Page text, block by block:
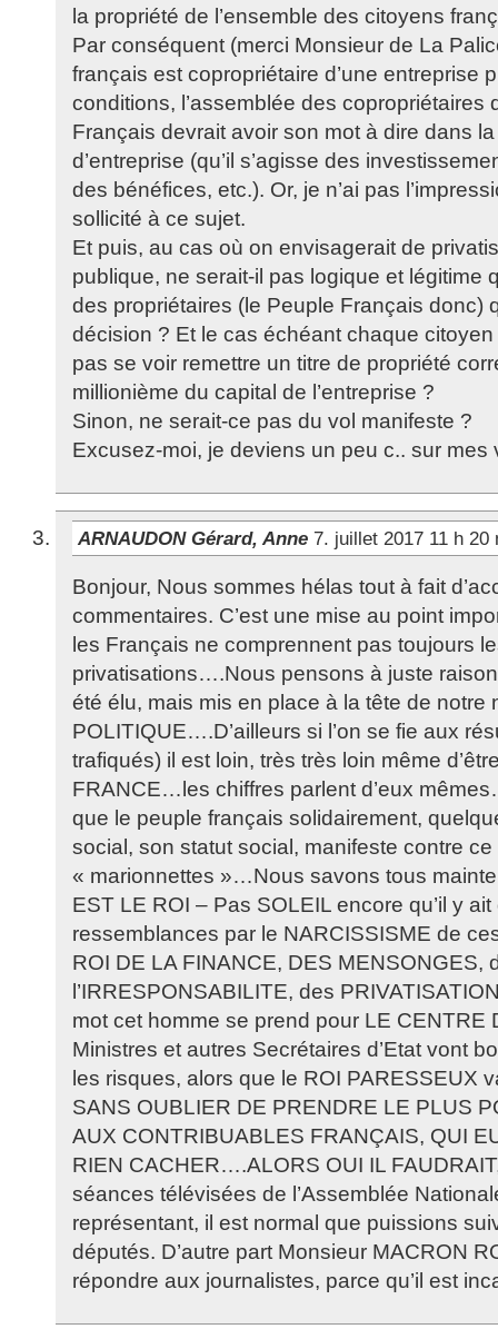
la propriété de l’ensemble des citoyens
Par conséquent (merci Monsieur de La
français est copropriétaire d’une entreprise
conditions, l’assemblée des copropriétaires
Français devrait avoir son mot à dire dans
d’entreprise (qu’il s’agisse des
des bénéfices, etc.). Or, je n’ai pas
sollicité à ce sujet.
Et puis, au cas où on envisagerait de
publique, ne serait-il pas logique et légitime
des propriétaires (le Peuple Français donc)
décision ? Et le cas échéant chaque
pas se voir remettre un titre de propriété
millionième du capital de l’entreprise ?
Sinon, ne serait-ce pas du vol manifeste ?
Excusez-moi, je deviens un peu c.. sur mes
ARNAUDON Gérard, Anne 7. juillet 2017 11 h
Bonjour, Nous sommes hélas tout à fait
commentaires. C’est une mise au point
les Français ne comprennent pas toujours
privatisations….Nous pensons à juste
été élu, mais mis en place à la tête de notre
POLITIQUE….D’ailleurs si l’on se fie aux
trafiqués) il est loin, très très loin même
FRANCE…les chiffres parlent d’eux
que le peuple français solidairement,
social, son statut social, manifeste contre
« marionnettes »…Nous savons tous
EST LE ROI – Pas SOLEIL encore qu’il y
ressemblances par le NARCISSISME de
ROI DE LA FINANCE, DES MENSONGES,
l’IRRESPONSABILITE, des
mot cet homme se prend pour LE
Ministres et autres Secrétaires d’Etat vont
les risques, alors que le ROI PARESSEUX
SANS OUBLIER DE PRENDRE LE PLUS
AUX CONTRIBUABLES FRANÇAIS, QUI
RIEN CACHER….ALORS OUI IL
séances télévisées de l’Assemblée
représentant, il est normal que puissions
députés. D’autre part Monsieur MACRON
répondre aux journalistes, parce qu’il est